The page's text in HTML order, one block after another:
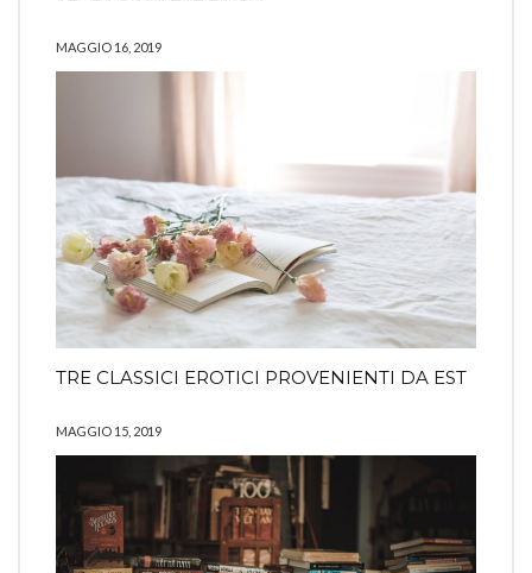
MAGGIO 16, 2019
TRE CLASSICI EROTICI PROVENIENTI DA EST
MAGGIO 15, 2019